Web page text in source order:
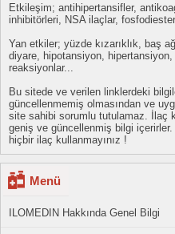
Etkileşim; antihipertansifler,
inhibitörleri, NSA ilaçlar,
Yan etkiler; yüzde kızarıklık, baş
diyare, hipotansiyon,
reaksiyonlar...
Bu sitede ve verilen linklerdeki
güncellenmemiş olmasından ve
site sahibi sorumlu tutulamaz. İlaç
geniş ve güncellenmiş bilgi
hiçbir ilaç kullanmayınız !
Menü
ILOMEDIN Hakkında Genel Bilgi